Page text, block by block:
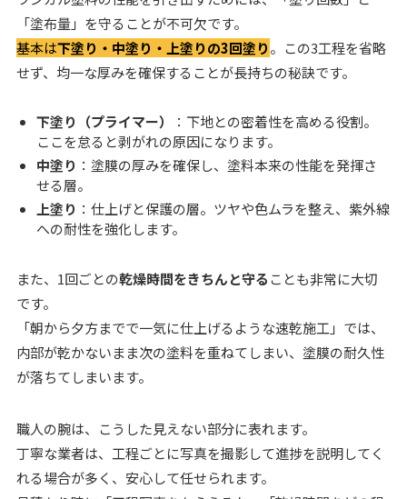
「塗布量」を守ることが不可欠です。
基本は下塗り・中塗り・上塗りの3回塗り。この3工程を省略
せず、均一な厚みを確保することが長持ちの秘訣です。
下塗り（プライマー）
：下地との密着性を高める役割。
ここを怠ると剥がれの原因になります。
中塗り ：塗膜の厚みを確保し、塗料本来の性能を発揮さ
せる層。
上塗り ：仕上げと保護の層。ツヤや色ムラを整え、紫外線
への耐性を強化します。
また、1回ごとの乾燥時間をきちんと守ることも非常に大切
です。
「朝から夕方までで一気に仕上げるような速乾施工」では、
内部が乾かないまま次の塗料を重ねてしまい、塗膜の耐久性
が落ちてしまいます。
職人の腕は、こうした見えない部分に表れます。
丁寧な業者は、工程ごとに写真を撮影して進捗を説明してく
れる場合が多く、安心して任せられます。